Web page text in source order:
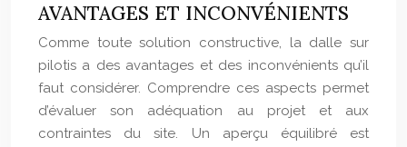
AVANTAGES ET INCONVÉNIENTS
Comme toute solution constructive, la dalle sur
pilotis a des avantages et des inconvénients qu’il
faut considérer. Comprendre ces aspects permet
d’évaluer son adéquation au projet et aux
contraintes du site. Un aperçu équilibré est